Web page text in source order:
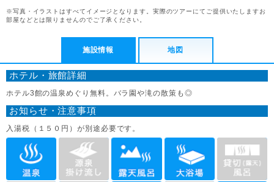
※写真・イラストはすべてイメージとなります。実際のツアーにてご提供いたしますお
部屋などとは限りませんのでご了承ください。
施設情報 地図
ホテル・旅館詳細
ホテル3館の温泉めぐり無料。バラ園や滝の散策も◎
お知らせ・注意事項
入湯税（１５０円）が別途必要です。